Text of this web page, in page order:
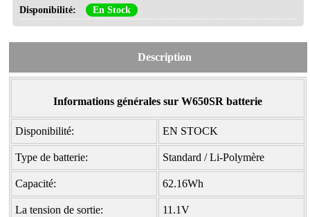
Disponibilité: En Stock
Description
Informations générales sur W650SR batterie
Disponibilité: EN STOCK
Type de batterie: Standard / Li-Polymère
Capacité: 62.16Wh
La tension de sortie: 11.1V